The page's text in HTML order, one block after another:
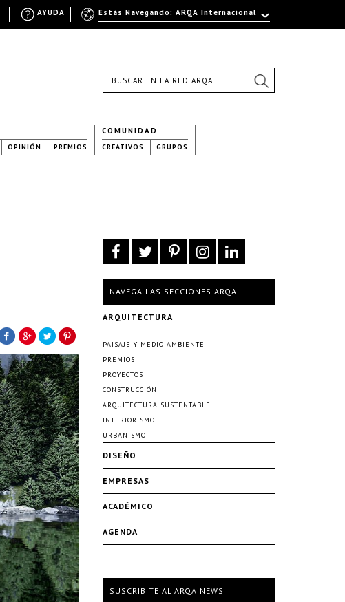
OPINIÓN PREMIOS
COMUNIDAD
CREATIVOS GRUPOS
NAVEGÁ LAS SECCIONES ARQA
ARQUITECTURA
PAISAJE Y MEDIO AMBIENTE
PREMIOS
PROYECTOS
CONSTRUCCIÓN
ARQUITECTURA SUSTENTABLE
INTERIORISMO
URBANISMO
DISEÑO
EMPRESAS
ACADÉMICO
AGENDA
SUSCRIBITE AL ARQA NEWS
Estás Navegando: ARQA Internacional
AYUDA